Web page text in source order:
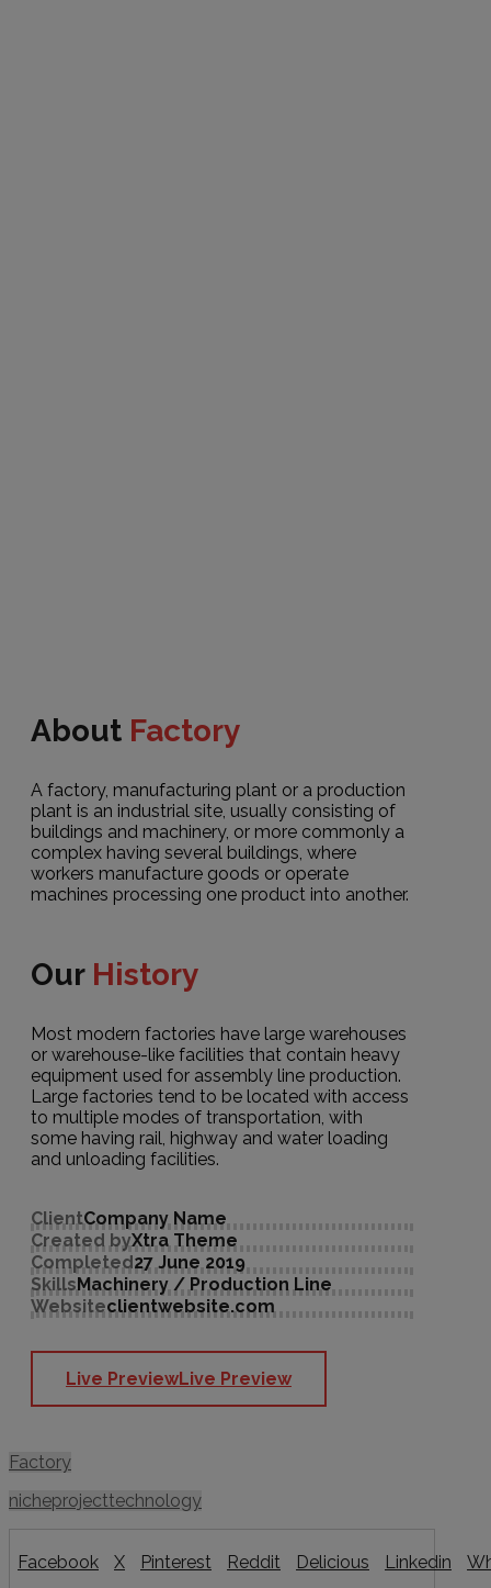
About Factory
A factory, manufacturing plant or a production
plant is an industrial site, usually consisting of
buildings and machinery, or more commonly a
complex having several buildings, where
workers manufacture goods or operate
machines processing one product into another.
OurHistory
Most modern factories have large warehouses
or warehouse-like facilities that contain heavy
equipment used for assembly line production.
Large factories tend to be located with access
to multiple modes of transportation, with
some having rail, highway and water loading
and unloading facilities.
ClientCompany Name
Created byXtra Theme
Completed27 June 2019
SkillsMachinery / Production Line
Websiteclientwebsite.com
Live PreviewLive Preview
Factory
nicheprojecttechnology
Facebook X Pinterest Reddit Delicious Linkedin